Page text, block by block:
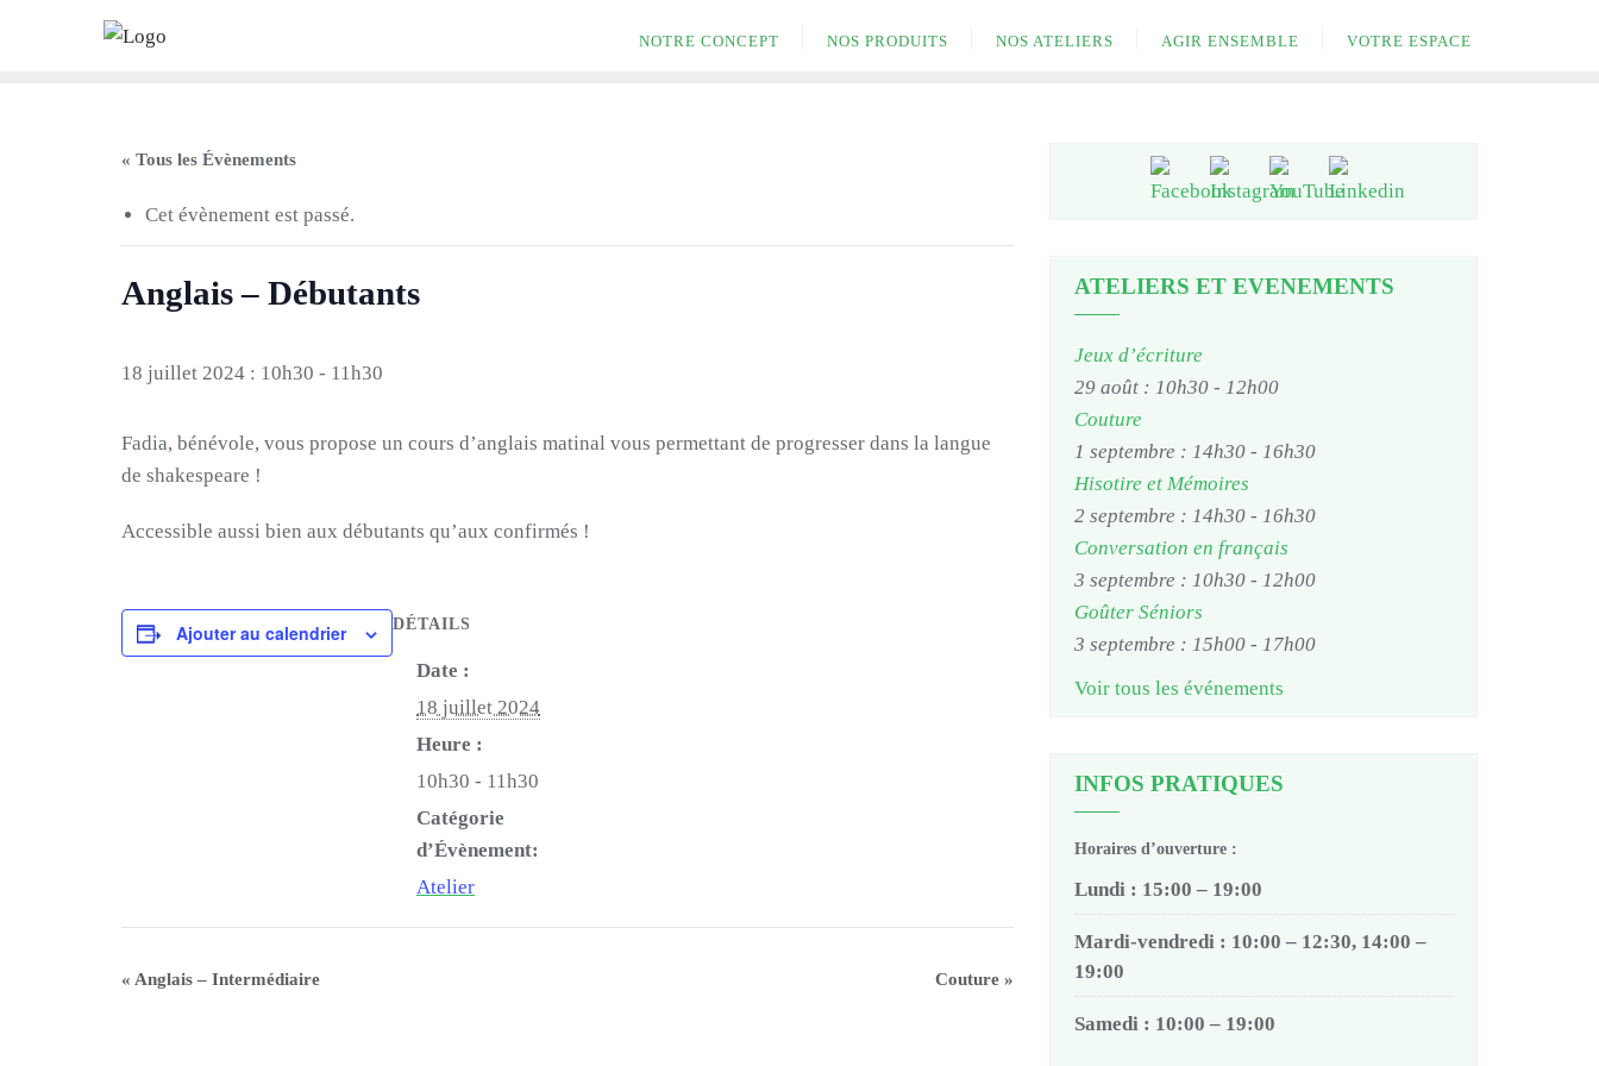
NOTRE CONCEPT NOS PRODUITS NOS ATELIERS AGIR ENSEMBLE VOTRE ESPACE
« Tous les Évènements
Cet évènement est passé.
Anglais – Débutants
18 juillet 2024 : 10h30 - 11h30
Fadia, bénévole, vous propose un cours d’anglais matinal vous permettant de progresser dans la langue
de shakespeare !
Accessible aussi bien aux débutants qu’aux confirmés !
Ajouter au calendrier DÉTAILS
Date :
18 juillet 2024
Heure :
10h30 - 11h30
Catégorie
d’Évènement:
Atelier
« Anglais – Intermédiaire Couture »
ATELIERS ET EVENEMENTS
Jeux d’écriture
29 août : 10h30 - 12h00
Couture
1 septembre : 14h30 - 16h30
Hisotire et Mémoires
2 septembre : 14h30 - 16h30
Conversation en français
3 septembre : 10h30 - 12h00
Goûter Séniors
3 septembre : 15h00 - 17h00
Voir tous les événements
INFOS PRATIQUES
Horaires d’ouverture :
Lundi : 15:00 – 19:00
Mardi-vendredi : 10:00 – 12:30, 14:00 –
19:00
Samedi : 10:00 – 19:00